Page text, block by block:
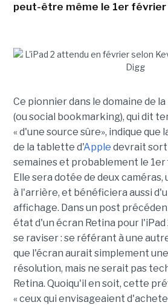
peut-être même le 1er février
Ce pionnier dans le domaine de
(ou social bookmarking), qui dit
« d'une source sûre», indique que
de la tablette d'Apple devrait
semaines et probablement le
Elle sera dotée de deux
à l'arrière, et bénéficiera aussi
affichage. Dans un post
état d'un écran Retina pour
se raviser : se référant à une
que l'écran aurait simplement
résolution, mais ne serait pas
Retina. Quoiqu'il en soit, cette
« ceux qui envisageaient